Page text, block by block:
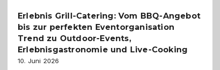
Gelegenheit,
neue
zu
Erlebnis Grill-Catering: Vom BBQ-Angebot
bis zur perfekten Eventorganisation
Trend zu Outdoor-Events,
Erlebnisgastronomie und Live-Cooking
10. Juni 2026